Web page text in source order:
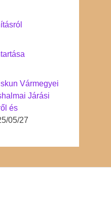
Vármegyei
Járási
és
05/27